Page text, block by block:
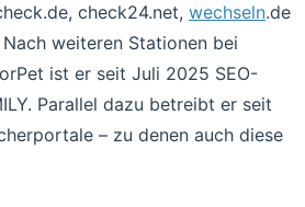
check24.net, wechseln.de
weiteren Stationen bei
ist er seit Juli 2025 SEO-
Parallel dazu betreibt er seit
– zu denen auch diese